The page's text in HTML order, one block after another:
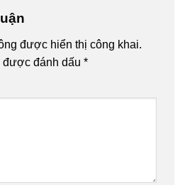
được hiển thị công khai.
đánh dấu *